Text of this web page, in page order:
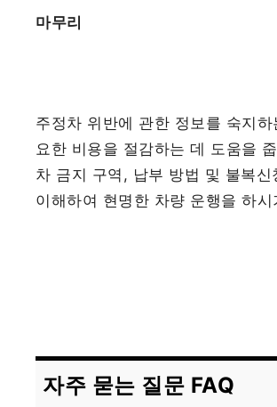
마무리
주정차 위반에 관한 정보를 숙지하
요한 비용을 절감하는 데 도움을
차 금지 구역, 납부 방법 및 불복신
이해하여 현명한 차량 운행을 하시
자주 묻는 질문 FAQ